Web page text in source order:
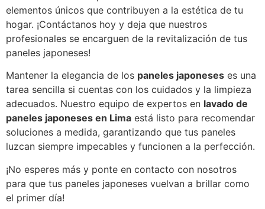
elementos únicos que contribuyen a la estética de tu
hogar. ¡Contáctanos hoy y deja que nuestros
profesionales se encarguen de la revitalización de tus
paneles japoneses!
Mantener la elegancia de los paneles japoneses es una
tarea sencilla si cuentas con los cuidados y la limpieza
adecuados. Nuestro equipo de expertos en lavado de
paneles japoneses en Lima está listo para recomendar
soluciones a medida, garantizando que tus paneles
luzcan siempre impecables y funcionen a la perfección.
¡No esperes más y ponte en contacto con nosotros
para que tus paneles japoneses vuelvan a brillar como
el primer día!